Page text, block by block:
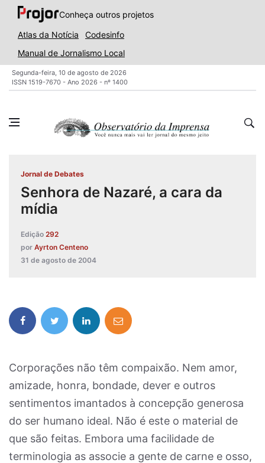
Conheça outros projetos
Atlas da Notícia
Codesinfo
Manual de Jornalismo Local
Segunda-feira, 10 de agosto de 2026
ISSN 1519-7670 - Ano 2026 - nº 1400
Jornal de Debates
Senhora de Nazaré, a cara da
mídia
Edição 292
por Ayrton Centeno
31 de agosto de 2004
Corporações não têm compaixão. Nem amor,
amizade, honra, bondade, dever e outros
sentimentos imantados à concepção generosa
do ser humano ideal. Não é este o material de
que são feitas. Embora uma facilidade de
terminologia as associe a gente de carne e osso,